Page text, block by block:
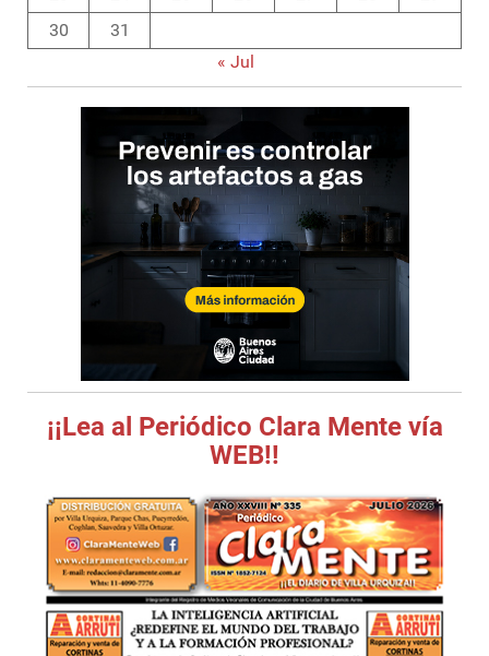
30
31
« Jul
¡¡Lea al Periódico Clara Mente vía
WEB!!